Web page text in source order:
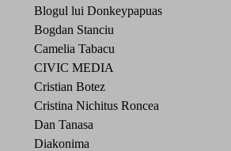
Blogul lui Donkeypapuas
Bogdan Stanciu
Camelia Tabacu
CIVIC MEDIA
Cristian Botez
Cristina Nichitus Roncea
Dan Tanasa
Diakonima